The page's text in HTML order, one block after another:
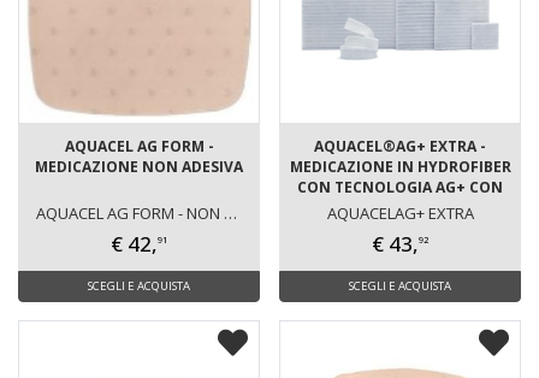
AQUACEL AG FORM -
MEDICAZIONE NON ADESIVA
AQUACEL AG FORM - NON ADESIVA
€ 42,91
SCEGLI E ACQUISTA
AQUACEL®AG+ EXTRA -
MEDICAZIONE IN HYDROFIBER
CON TECNOLOGIA AG+ CON
IONI ARGENTO
AQUACELAG+ EXTRA
€ 43,92
SCEGLI E ACQUISTA